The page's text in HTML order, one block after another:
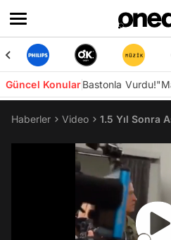
Güncel KonularBastonla Vurdu!
Haberler Video 1.5 Yıl Sonra